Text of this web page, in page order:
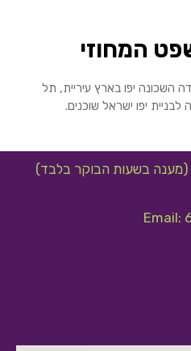
המחוזי
השכונה יפו בארץ עיריית, תל
יפו ישראל שוכנים.
Email: